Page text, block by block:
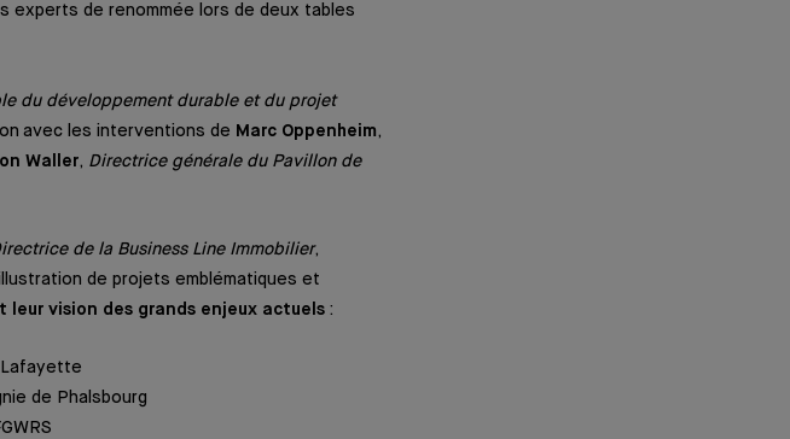
experts de renommée lors de deux tables
du développement durable et du projet
avec les interventions de Marc Oppenheim ,
Waller, Directrice générale du Pavillon de
de la Business Line Immobilier,
de projets emblématiques et
leur vision des grands enjeux actuels :
Lafayette
de Phalsbourg